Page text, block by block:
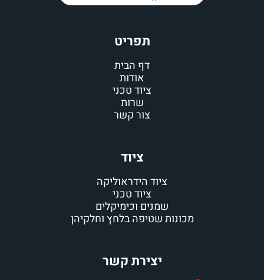
תפריט
דף הבית
אודות
ציוד טכני
שרות
צור קשר
ציוד
ציוד הידראוליקה
ציוד טכני
שמנים וכימיקלים
מכונות שטיפה בלחץ וחלקיהן
יצירת קשר